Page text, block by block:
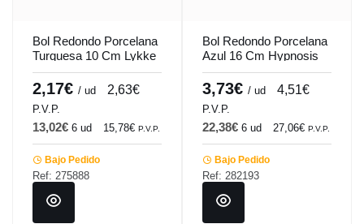
Bol Redondo Porcelana
Turquesa 10 Cm Lykke
Porland
2,17€ / ud 2,63€
P.V.P.
13,02€ 6 ud 15,78€ P.V.P.
Bajo Pedido
Ref: 275888
Bol Redondo Porcelana
Azul 16 Cm Hypnosis
Azul Porland
3,73€ / ud 4,51€
P.V.P.
22,38€ 6 ud 27,06€ P.V.P.
Bajo Pedido
Ref: 282193